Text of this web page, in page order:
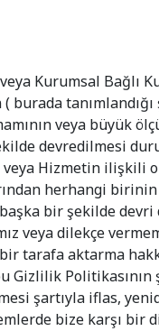
Kurumsal Bağlı
burada tanımlandığı
veya büyük
devredilmesi
Hizmetin ilişkili
herhangi birinin
bir şekilde devri
veya dilekçe
tarafa aktarma
Gizlilik Politikasının
şartıyla iflas,
bize karşı bir